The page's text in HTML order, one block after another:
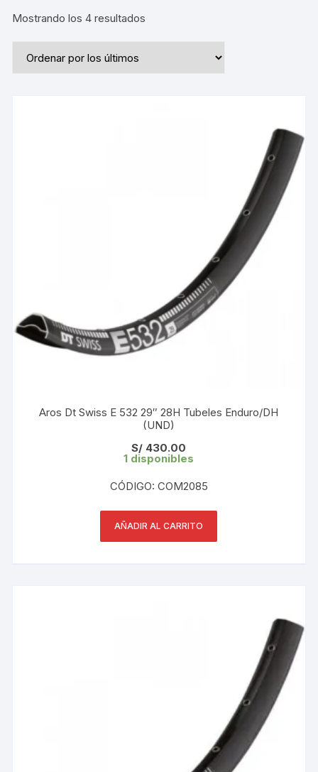
Mostrando los 4 resultados
Aros Dt Swiss E 532 29″ 28H Tubeles Enduro/DH
(UND)
S/ 430.00
1 disponibles
CÓDIGO: COM2085
AÑADIR AL CARRITO